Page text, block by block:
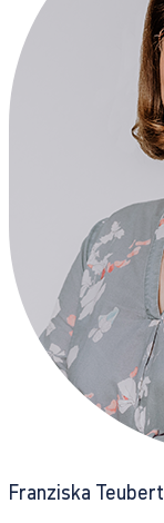
Franziska Teubert